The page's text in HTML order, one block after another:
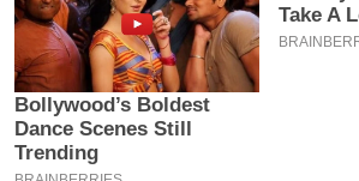
इ
म
ई
-
पे